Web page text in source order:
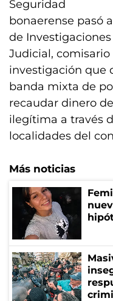
Seguridad
bonaerense pasó
de
Judicial,
investigación que
banda mixta de
recaudar dinero
ilegítima a través
localidades del
Más noticias